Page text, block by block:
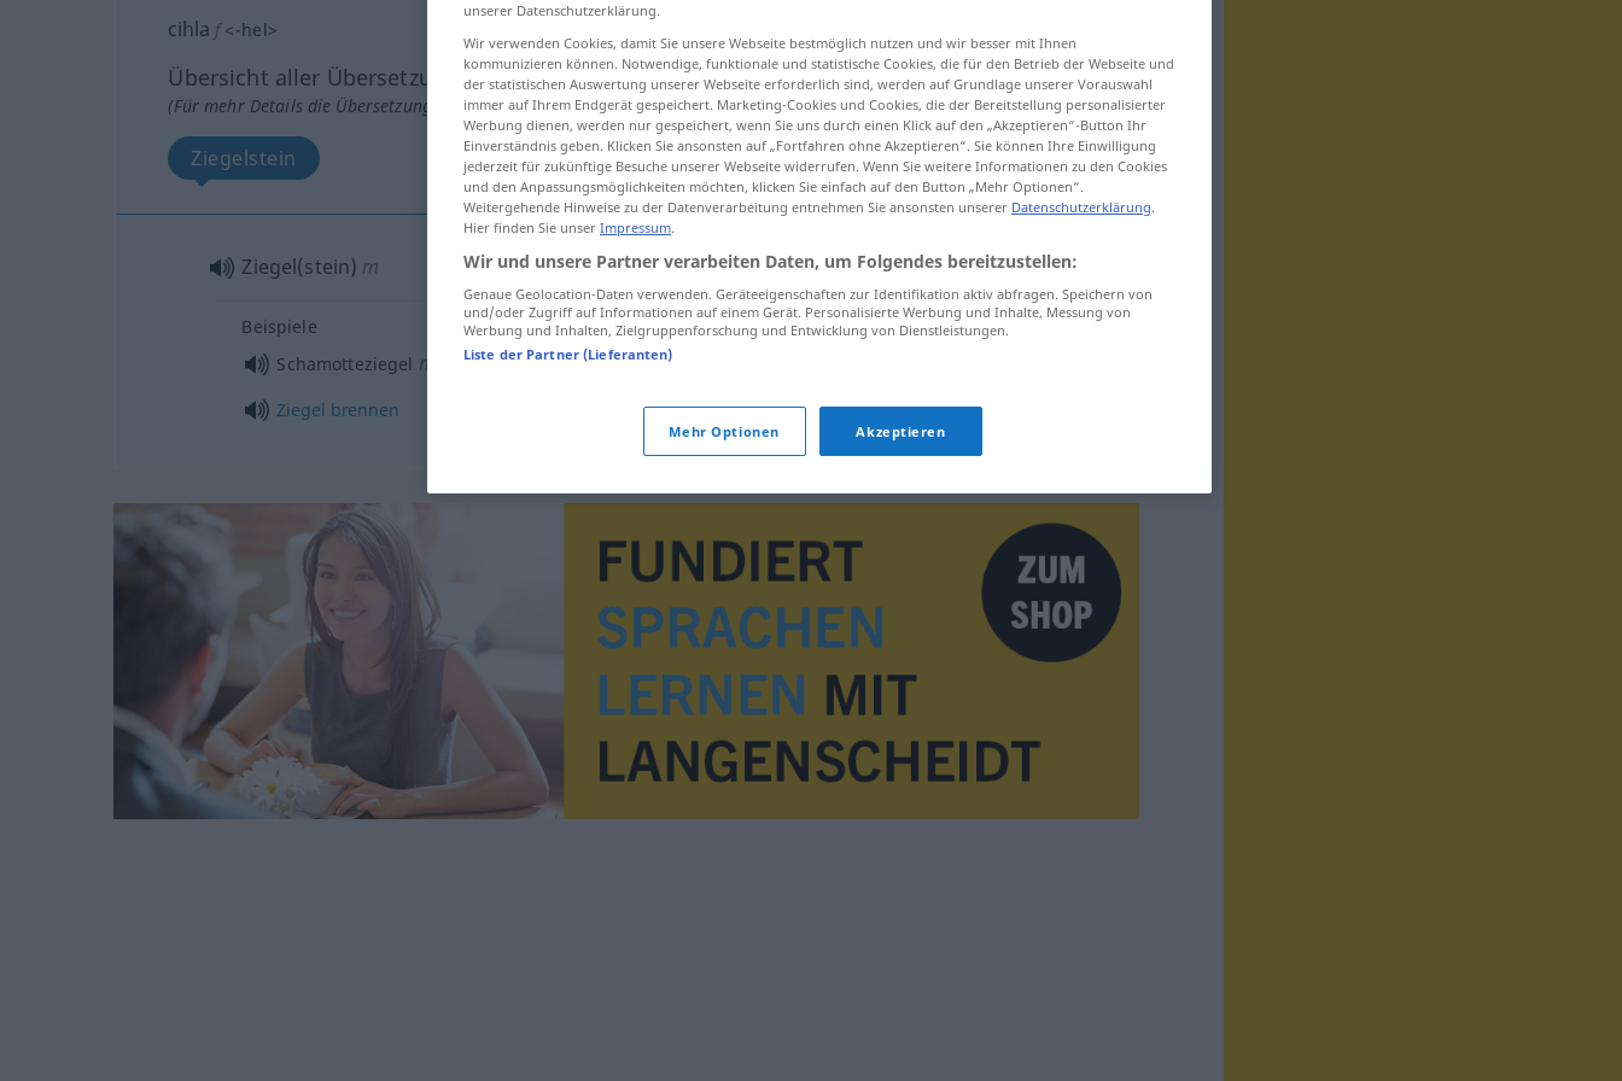
cihla f <-hel>
Übersicht aller Übersetzungen
(Für mehr Details die Übersetzung anklicken/antippen)
Ziegelstein
Ziegel(stein) m cihla
Beispiele
Schamotteziegel m/pl
Ziegel brennen pálitcihly
unserer Datenschutzerklärung.
Wir verwenden Cookies, damit Sie unsere Webseite bestmöglich nutzen und wir besser mit Ihnen
kommunizieren können. Notwendige, funktionale und statistische Cookies, die für den Betrieb der Webseite und
der statistischen Auswertung unserer Webseite erforderlich sind, werden auf Grundlage unserer Vorauswahl
immer auf Ihrem Endgerät gespeichert. Marketing-Cookies und Cookies, die der Bereitstellung personalisierter
Werbung dienen, werden nur gespeichert, wenn Sie uns durch einen Klick auf den „Akzeptieren“-Button Ihr
Einverständnis geben. Klicken Sie ansonsten auf „Fortfahren ohne Akzeptieren“. Sie können Ihre Einwilligung
jederzeit für zukünftige Besuche unserer Webseite widerrufen. Wenn Sie weitere Informationen zu den Cookies
und den Anpassungsmöglichkeiten möchten, klicken Sie einfach auf den Button „Mehr Optionen“.
Weitergehende Hinweise zu der Datenverarbeitung entnehmen Sie ansonsten unserer Datenschutzerklärung.
Hier finden Sie unser Impressum.
Wir und unsere Partner verarbeiten Daten, um Folgendes bereitzustellen:
Genaue Geolocation-Daten verwenden. Geräteeigenschaften zur Identifikation aktiv abfragen. Speichern von
und/oder Zugriff auf Informationen auf einem Gerät. Personalisierte Werbung und Inhalte, Messung von
Werbung und Inhalten, Zielgruppenforschung und Entwicklung von Dienstleistungen.
Liste der Partner (Lieferanten)
Mehr Optionen Akzeptieren